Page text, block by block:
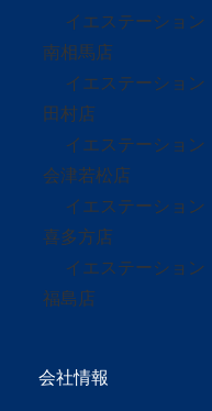
イエステーション
南相馬店
イエステーション
田村店
イエステーション
会津若松店
イエステーション
喜多方店
イエステーション
福島店
会社情報